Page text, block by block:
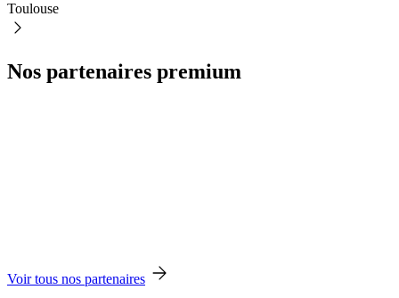
Toulouse
Nos partenaires premium
Voir tous nos partenaires